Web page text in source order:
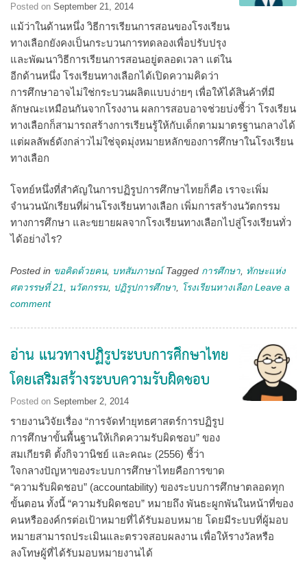
Posted on September 21, 2014
แม้ว่าในด้านหนึ่ง วิธีการเรียนการสอนของโรงเรียน
ทางเลือกยังคงเป็นกระบวนการทดลองเพื่อปรับปรุง
และพัฒนาวิธีการเรียนการสอนอยู่ตลอดเวลา แต่ใน
อีกด้านหนึ่ง โรงเรียนทางเลือกได้เปิดความคิดว่า
การศึกษาอาจไม่ใช่กระบวนผลิตแบบง่ายๆ เพื่อให้ได้สินค้าที่มี
ลักษณะเหมือนกันจากโรงงาน ผลการสอบอาจช่วยบ่งชี้ว่า โรงเรียน
ทางเลือกก็สามารถสร้างการเรียนรู้ให้กับเด็กตามมาตรฐานกลางได้
แต่ผลลัพธ์ดังกล่าวไม่ใช่จุดมุ่งหมายหลักของการศึกษาในโรงเรียน
ทางเลือก
โจทย์หนึ่งที่สำคัญในการปฏิรูปการศึกษาไทยก็คือ เราจะเพิ่ม
จำนวนนักเรียนที่ผ่านโรงเรียนทางเลือก เพิ่มการสร้างนวัตกรรม
ทางการศึกษา และขยายผลจากโรงเรียนทางเลือกไปสู่โรงเรียนทั่ว
ได้อย่างไร?
Posted in ขอคิดด้วยคน, บทสัมภาษณ์ Tagged การศึกษา
ทักษะแห่ง
ศตวรรษที่ 21
นวัตกรรม, ปฏิรูปการศึกษา โรงเรียนทางเลือก Leave a
comment
อ่าน แนวทางปฏิรูประบบการศึกษาไทย
โดยเสริมสร้างระบบความรับผิดชอบ
Posted on September 2, 2014
รายงานวิจัยเรื่อง “การจัดทำยุทธศาสตร์การปฏิรูป
การศึกษาขั้นพื้นฐานให้เกิดความรับผิดชอบ” ของ
สมเกียรติ ตั้งกิจวานิชย์ และคณะ (2556) ชี้ว่า
ใจกลางปัญหาของระบบการศึกษาไทยคือการขาด
“ความรับผิดชอบ” (accountability) ของระบบการศึกษาตลอดทุก
ขั้นตอน ทั้งนี้ “ความรับผิดชอบ” หมายถึง พันธะผูกพันในหน้าที่ของ
คนหรือองค์กรต่อเป้าหมายที่ได้รับมอบหมาย โดยมีระบบที่ผู้มอบ
หมายสามารถประเมินและตรวจสอบผลงาน เพื่อให้รางวัลหรือ
ลงโทษผู้ที่ได้รับมอบหมายงานได้